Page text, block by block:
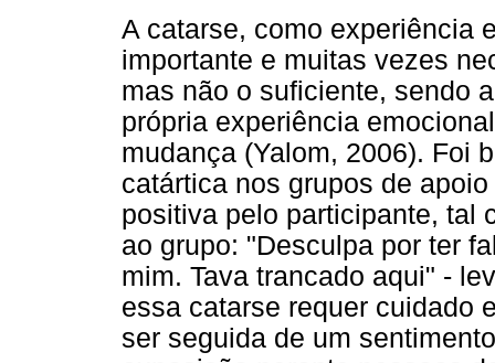
A catarse, como experiência
importante e muitas vezes
mas não o suficiente, sendo
própria experiência
mudança (Yalom, 2006). Foi
catártica nos grupos de
positiva pelo participante, tal
ao grupo: "Desculpa por ter
mim. Tava trancado aqui" -
essa catarse requer cuidado
ser seguida de um